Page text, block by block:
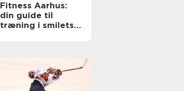
Fitness Aarhus:
din guide til
træning i smilets